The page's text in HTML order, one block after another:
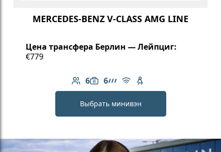
MERCEDES-BENZ V-CLASS AMG LINE
Цена трансфера Берлин — Лейпциг:
€779
6
Количество пассажиров: 6
6
Вместимость багажа: 6
Линейка AMG
Бесплатный Wi-Fi
Детское кресло
Выбрать минивэн